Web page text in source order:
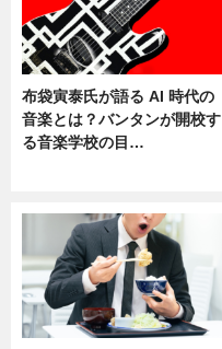
布袋寅泰氏が語る AI 時代の
音楽とは？バンタンが開校す
る音楽学校の目…